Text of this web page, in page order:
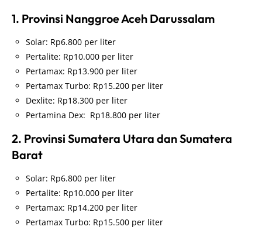
1. Provinsi Nanggroe Aceh Darussalam
Solar: Rp6.800 per liter
Pertalite: Rp10.000 per liter
Pertamax: Rp13.900 per liter
Pertamax Turbo: Rp15.200 per liter
Dexlite: Rp18.300 per liter
Pertamina Dex: Rp18.800 per liter
2. Provinsi Sumatera Utara dan Sumatera
Barat
Solar: Rp6.800 per liter
Pertalite: Rp10.000 per liter
Pertamax: Rp14.200 per liter
Pertamax Turbo: Rp15.500 per liter